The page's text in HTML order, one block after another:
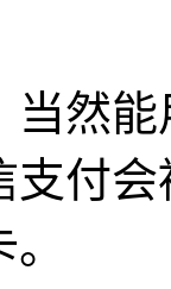
当然
支付